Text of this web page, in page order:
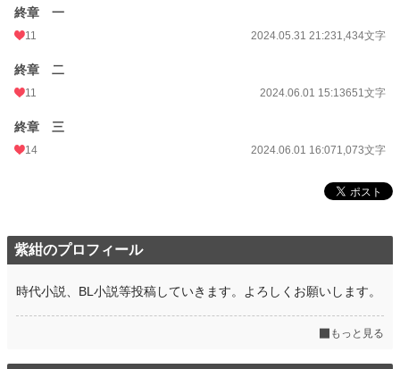
終章 一
11 2024.05.31 21:231,434文字
終章 二
11 2024.06.01 15:13651文字
終章 三
14 2024.06.01 16:071,073文字
紫紺のプロフィール
時代小説、BL小説等投稿していきます。よろしくお願いします。
もっと見る